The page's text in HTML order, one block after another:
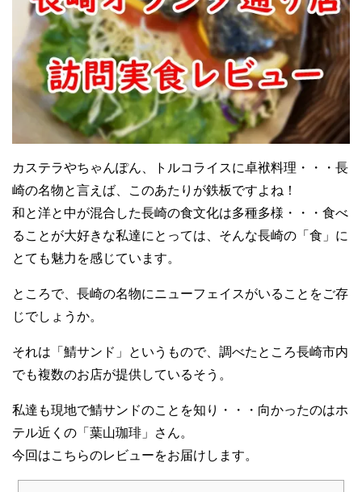
カステラやちゃんぽん、トルコライスに卓袱料理・・・長
崎の名物と言えば、このあたりが鉄板ですよね！
和と洋と中が混合した長崎の食文化は多種多様・・・食べ
ることが大好きな私達にとっては、そんな長崎の「食」に
とても魅力を感じています。
ところで、長崎の名物にニューフェイスがいることをご存
じでしょうか。
それは「鯖サンド」というもので、調べたところ長崎市内
でも複数のお店が提供しているそう。
私達も現地で鯖サンドのことを知り・・・向かったのはホ
テル近くの「葉山珈琲」さん。
今回はこちらのレビューをお届けします。